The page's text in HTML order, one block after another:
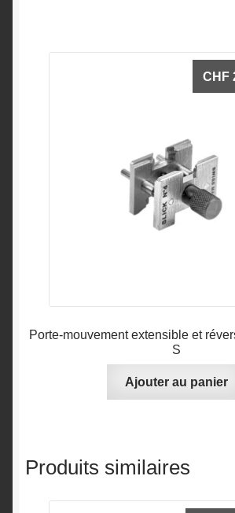
Porte-mouvement extensible et
S
CHF
Ajouter au panier
Produits similaires